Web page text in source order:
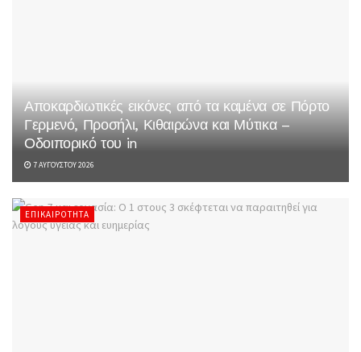
Αποκαρδιωτικές εικόνες από τα καμένα σε Πόρτο
Γερμενό, Προσήλι, Κιθαιρώνα και Μύτικα –
Οδοιπορικό του in
7 ΑΥΓΟΎΣΤΟΥ 2026
ΕΠΙΚΑΙΡΌΤΗΤΑ